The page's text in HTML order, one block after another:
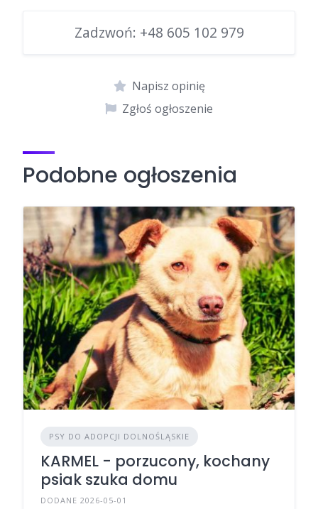
Zadzwoń: +48 605 102 979
Napisz opinię
Zgłoś ogłoszenie
Podobne ogłoszenia
PSY DO ADOPCJI DOLNOŚLĄSKIE
KARMEL - porzucony, kochany
psiak szuka domu
DODANE 2026-05-01